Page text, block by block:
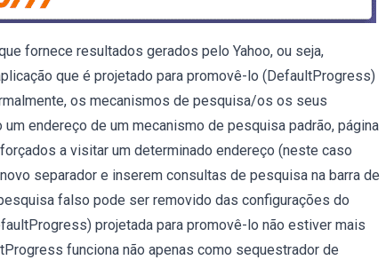
fornece resultados gerados pelo Yahoo, ou seja,
que é projetado para promovê-lo (DefaultProgress)
os mecanismos de pesquisa/os os seus
endereço de um mecanismo de pesquisa padrão, página
a visitar um determinado endereço (neste caso
separador e inserem consultas de pesquisa na barra de
falso pode ser removido das configurações do
projetada para promovê-lo não estiver mais
funciona não apenas como sequestrador de